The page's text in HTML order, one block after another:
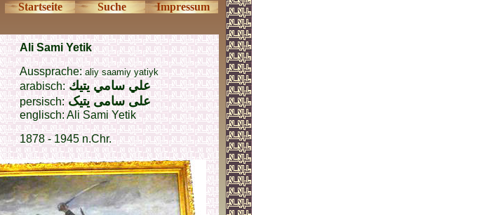
Startseite Suche Impressum
Ali Sami Yetik
Aussprache:aliy saamiy yatiyk
arabisch: علي سامي يتيك
persisch: علی سامی یتیک
englisch:Ali Sami Yetik
1878 - 1945 n.Chr.